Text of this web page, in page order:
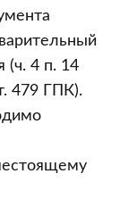
(ч. 4 п. 14
479 ГПК).